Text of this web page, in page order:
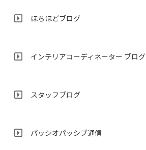
ほちほどブログ
インテリアコーディネーター ブログ
スタッフブログ
パッシオパッシブ通信